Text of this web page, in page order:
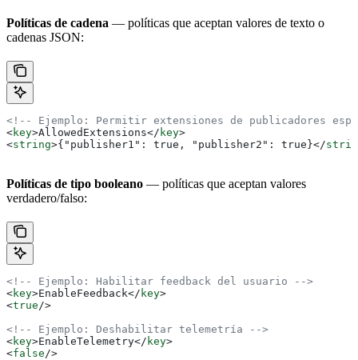
Políticas de cadena — políticas que aceptan valores de texto o
cadenas JSON:
<!-- Ejemplo: Permitir extensiones de publicadores
<key>AllowedExtensions</ key>
<string>{"publisher1": true, "publisher2": true}</
Políticas de tipo booleano — políticas que aceptan valores
verdadero/falso:
<!-- Ejemplo: Habilitar feedback del usuario -->
<key>EnableFeedback</ key>
<true />
<!-- Ejemplo: Deshabilitar telemetría -->
<key>EnableTelemetry</ key>
<false />